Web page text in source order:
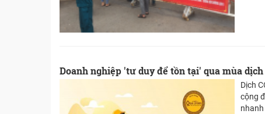
Doanh nghiệp 'tư duy để tồn tại' qua mùa dịch
Dịch
cộng